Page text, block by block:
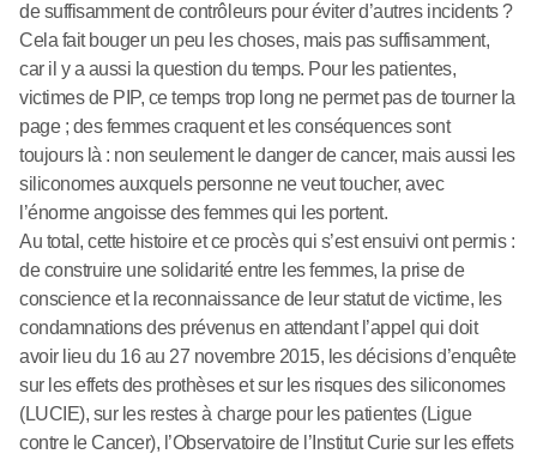
de suffisamment de contrôleurs pour éviter d’autres incidents ?
Cela fait bouger un peu les choses, mais pas suffisamment,
car il y a aussi la question du temps. Pour les patientes,
victimes de PIP, ce temps trop long ne permet pas de tourner la
page ; des femmes craquent et les conséquences sont
toujours là : non seulement le danger de cancer, mais aussi les
siliconomes auxquels personne ne veut toucher, avec
l’énorme angoisse des femmes qui les portent.
Au total, cette histoire et ce procès qui s’est ensuivi ont permis :
de construire une solidarité entre les femmes, la prise de
conscience et la reconnaissance de leur statut de victime, les
condamnations des prévenus en attendant l’appel qui doit
avoir lieu du 16 au 27 novembre 2015, les décisions d’enquête
sur les effets des prothèses et sur les risques des siliconomes
(LUCIE), sur les restes à charge pour les patientes (Ligue
contre le Cancer), l’Observatoire de l’Institut Curie sur les effets